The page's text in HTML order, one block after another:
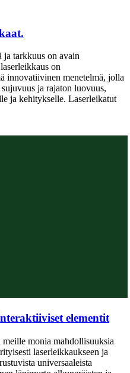
ja tarkkuus on avain
on
innovatiivinen menetelmä, jolla
ja rajaton luovuus,
ja kehitykselle. Laserleikatut
elementit
monia mahdollisuuksia
laserleikkaukseen ja
universaaleista